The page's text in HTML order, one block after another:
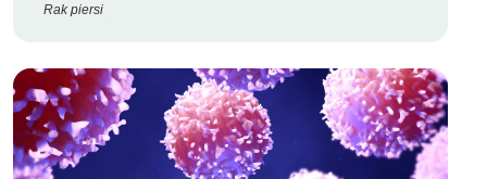
Rak piersi